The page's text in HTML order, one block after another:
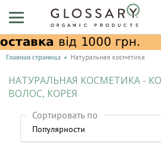
Главная страница Натуральная косметика
НАТУРАЛЬНАЯ КОСМЕТИКА -
ВОЛОС, КОРЕЯ
Сортировать по